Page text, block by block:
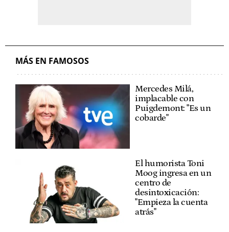
MÁS EN FAMOSOS
Mercedes Milá,
implacable con
Puigdemont: "Es un
cobarde"
El humorista Toni
Moog ingresa en un
centro de
desintoxicación:
"Empieza la cuenta
atrás"